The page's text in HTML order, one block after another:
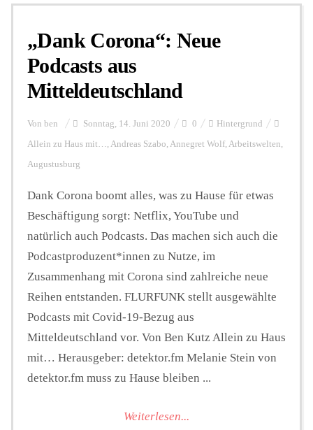
Personalien
Hintergrund
FUNKTURM-Beiträge
Podcast
Seminare
Unterstützen
„Dank Corona“: Neue
Podcasts aus
Mitteldeutschland
Von ben Sonntag, 14. Juni 2020 0 Hintergrund
Allein zu Haus mit…, Andreas Szabo, Annegret Wolf, Arbeitswelten,
Augustusburg
Dank Corona boomt alles, was zu Hause für etwas
Beschäftigung sorgt: Netflix, YouTube und
natürlich auch Podcasts. Das machen sich auch die
Podcastproduzent*innen zu Nutze, im
Zusammenhang mit Corona sind zahlreiche neue
Reihen entstanden. FLURFUNK stellt ausgewählte
Podcasts mit Covid-19-Bezug aus
Mitteldeutschland vor. Von Ben Kutz Allein zu Haus
mit… Herausgeber: detektor.fm Melanie Stein von
detektor.fm muss zu Hause bleiben ...
Weiterlesen...